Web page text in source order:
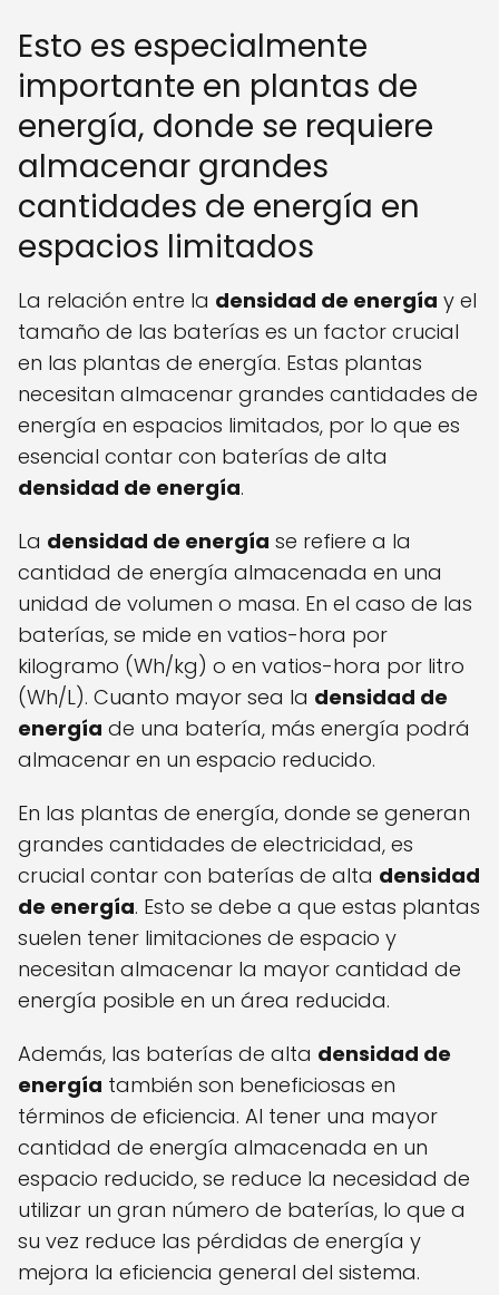
Esto es especialmente
importante en plantas de
energía, donde se requiere
almacenar grandes
cantidades de energía en
espacios limitados
La relación entre la densidad de energía y el
tamaño de las baterías es un factor crucial
en las plantas de energía. Estas plantas
necesitan almacenar grandes cantidades de
energía en espacios limitados, por lo que es
esencial contar con baterías de alta
densidad de energía.
La densidad de energía se refiere a la
cantidad de energía almacenada en una
unidad de volumen o masa. En el caso de las
baterías, se mide en vatios-hora por
kilogramo (Wh/kg) o en vatios-hora por litro
(Wh/L). Cuanto mayor sea la densidad de
energía de una batería, más energía podrá
almacenar en un espacio reducido.
En las plantas de energía, donde se generan
grandes cantidades de electricidad, es
crucial contar con baterías de alta densidad
de energía. Esto se debe a que estas plantas
suelen tener limitaciones de espacio y
necesitan almacenar la mayor cantidad de
energía posible en un área reducida.
Además, las baterías de alta densidad de
energía también son beneficiosas en
términos de eficiencia. Al tener una mayor
cantidad de energía almacenada en un
espacio reducido, se reduce la necesidad de
utilizar un gran número de baterías, lo que a
su vez reduce las pérdidas de energía y
mejora la eficiencia general del sistema.